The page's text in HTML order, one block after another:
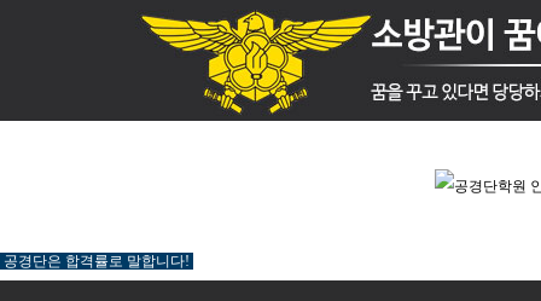
공경단은 합격률로 말합니다!